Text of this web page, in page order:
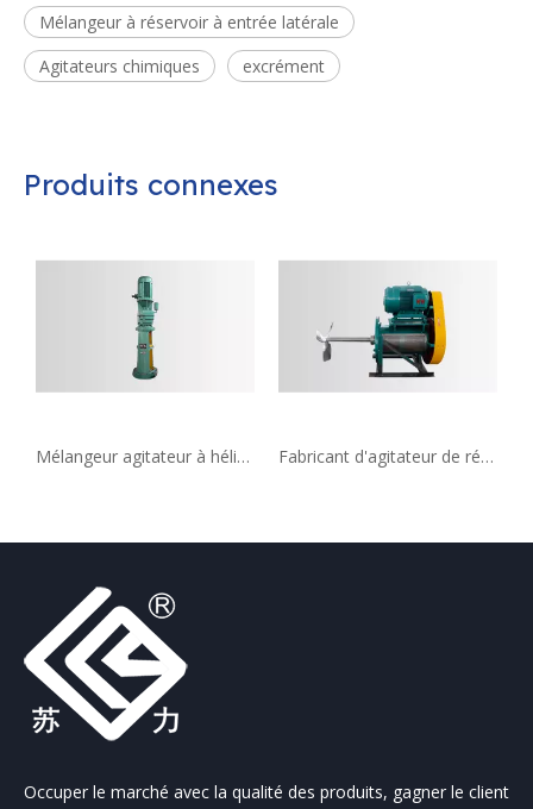
Mélangeur à réservoir à entrée latérale
Agitateurs chimiques
excrément
Produits connexes
Mélangeur agitateur à hélice à trois pales, 1180 mètres cubes, 316 Fabricant d'agitateur de réservoir de désulfuration des gaz de combustion, peut être personnalisé
Occuper le marché avec la qualité des produits, gagner le client